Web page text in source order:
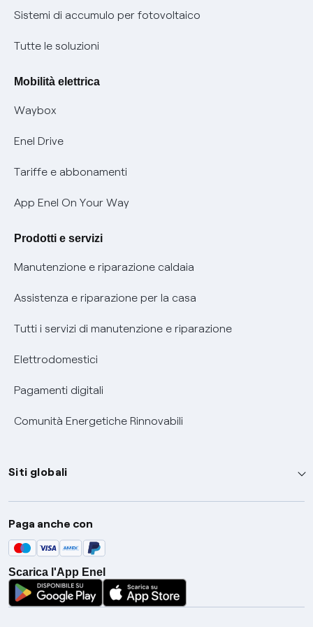
Informazioni precontrattuali prodotti e servizi
Condizioni generali di contratto prodotti e servizi
Informativa RAEE
Informativa Privacy AI
Certificazioni
Nuove regole europee per la protezione dei dati
Offerte Placet non vulnerabili
Offerta Tutela Vulnerabilità Gas
Mobilità Elettrica
Phishing e truffe online
Verifica chi ti ha chiamato
Agevolazione utenti con disabilità per offerte Fibra
Informativa RAEE
Sistemi di accumulo per fotovoltaico
Tutte le soluzioni
Mobilità elettrica
Waybox
Enel Drive
Tariffe e abbonamenti
App Enel On Your Way
Prodotti e servizi
Manutenzione e riparazione caldaia
Assistenza e riparazione per la casa
Tutti i servizi di manutenzione e riparazione
Elettrodomestici
Pagamenti digitali
Comunità Energetiche Rinnovabili
Siti globali
Enel Group
Enel Green Power
Global Trading
Global Procurement
Gridspertise
Paga anche con
Scarica l'App Enel